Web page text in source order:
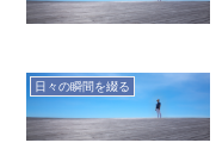
日々の瞬間を綴る